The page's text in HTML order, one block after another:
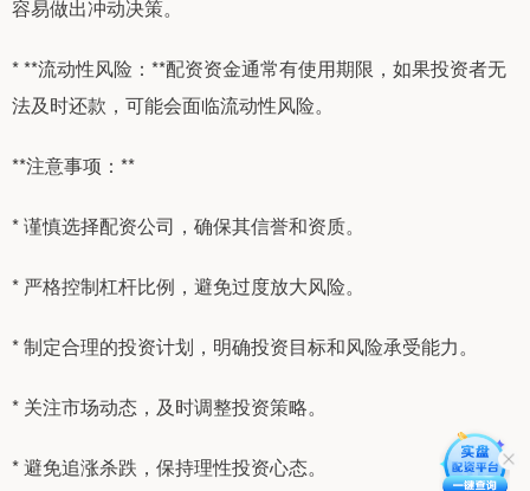
容易做出冲动决策。
* **流动性风险：**配资资金通常有使用期限，如果投资者无
法及时还款，可能会面临流动性风险。
**注意事项：**
* 谨慎选择配资公司，确保其信誉和资质。
* 严格控制杠杆比例，避免过度放大风险。
* 制定合理的投资计划，明确投资目标和风险承受能力。
* 关注市场动态，及时调整投资策略。
* 避免追涨杀跌，保持理性投资心态。